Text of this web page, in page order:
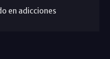
en adicciones